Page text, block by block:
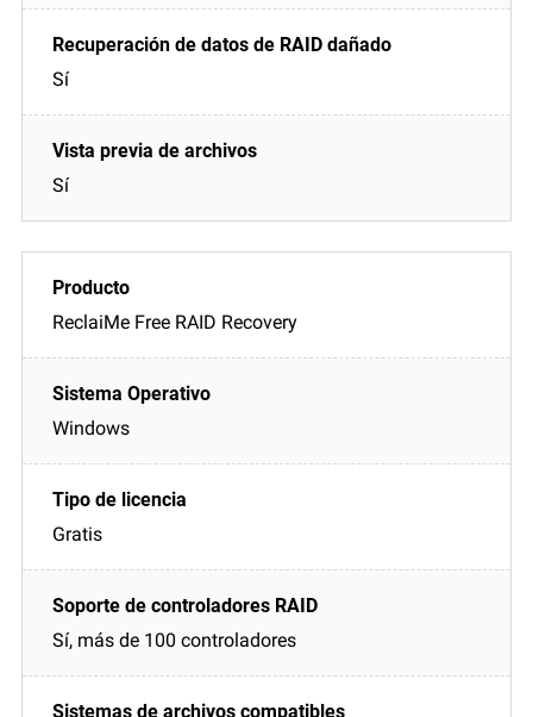
Sí
Sí
ReclaiMe Free RAID Recovery
Windows
Gratis
Sí, más de 100 controladores